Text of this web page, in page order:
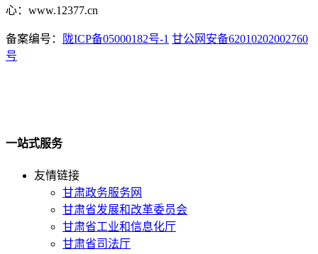
心：www.12377.cn
备案编号： 陇ICP备05000182号-1 甘公网安备62010202002760
号
一站式服务
友情链接
甘肃政务服务网
甘肃省发展和改革委员会
甘肃省工业和信息化厅
甘肃省司法厅